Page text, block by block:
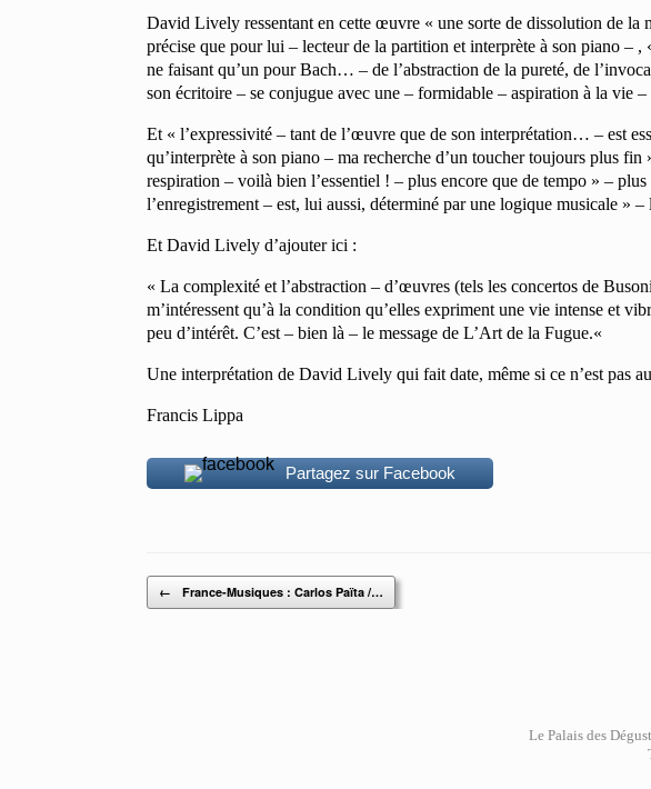
David Lively ressentant en cette œuvre « une sorte de dissolution de la
précise que pour lui – lecteur de la partition et interprète à son piano –
ne faisant qu’un pour Bach… – de l’abstraction de la pureté, de
son écritoire – se conjugue avec une – formidable – aspiration à la vie
Et « l’expressivité – tant de l’œuvre que de son interprétation… – est
qu’interprète à son piano – ma recherche d’un toucher toujours plus
respiration – voilà bien l’essentiel ! – plus encore que de tempo » –
l’enregistrement – est, lui aussi, déterminé par une logique musicale »
Et David Lively d’ajouter ici :
« La complexité et l’abstraction – d’œuvres (tels les concertos de
m’intéressent qu’à la condition qu’elles expriment une vie intense et
peu d’intérêt. C’est – bien là – le message de L’Art de la Fugue.«
Une interprétation de David Lively qui fait date, même si ce n’est pas
Francis Lippa
Partagez sur Facebook
Post navigation
← France-Musiques : Carlos Païta /…
Le Palais des